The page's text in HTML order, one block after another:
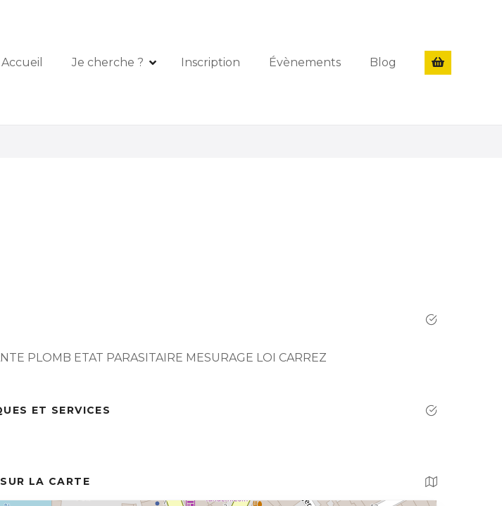
Accueil Je cherche ? Inscription Évènements Blog
PLOMB ETAT PARASITAIRE MESURAGE LOI CARREZ
ET SERVICES
LA CARTE